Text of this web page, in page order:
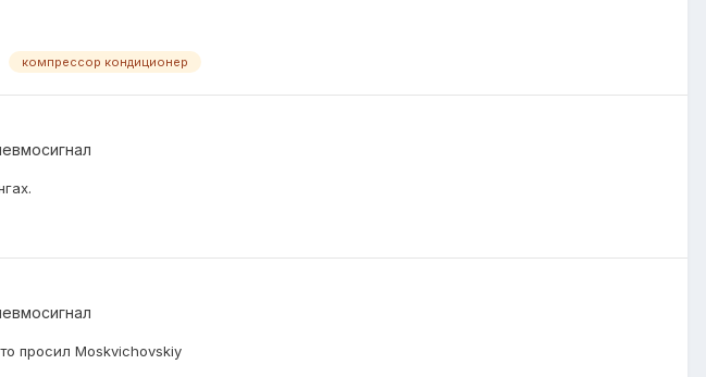
компрессор кондиционер
просил Moskvichovskiy